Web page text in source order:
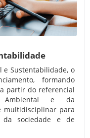
e Sustentabilidade, o
formando
partir do referencial
Ambiental e da
multidisciplinar para
da sociedade e de